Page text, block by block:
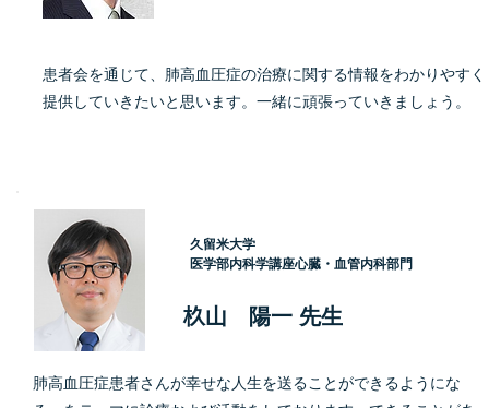
患者会を通じて、肺高血圧症の治療に関する情報をわかりやすく
提供していきたいと思います。一緒に頑張っていきましょう。
久留米大学
医学部内科学講座心臓・血管内科部門
杦山 陽一 先生
肺高血圧症患者さんが幸せな人生を送ることができるようにな